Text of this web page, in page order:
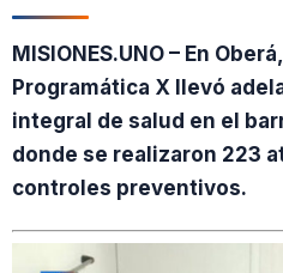
MISIONES.UNO – En
Programática X llevó
integral de salud en el
donde se realizaron 223
controles preventivos.